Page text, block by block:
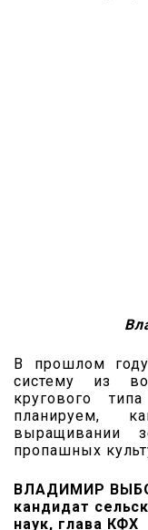
В прошлом
систему из
кругового
планируем,
выращивании
пропашных
ВЛАДИМИР
кандидат
наук, глава КФХ